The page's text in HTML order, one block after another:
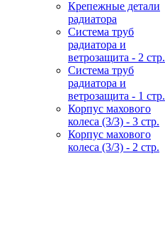
Крепежные детали
радиатора
Система труб
радиатора и
ветрозащита - 2 стр.
Система труб
радиатора и
ветрозащита - 1 стр.
Корпус махового
колеса (3/3) - 3 стр.
Корпус махового
колеса (3/3) - 2 стр.